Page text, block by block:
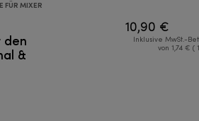
FÜR MIXER
den
&
10,90 €
Inklusive MwSt.-
von 1,74 € (